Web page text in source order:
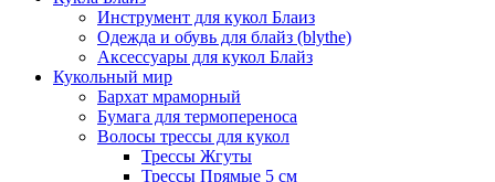
Инструмент для кукол Блаиз
Одежда и обувь для блайз (blythe)
Аксессуары для кукол Блайз
Кукольный мир
Бархат мраморный
Бумага для термопереноса
Волосы трессы для кукол
Трессы Жгуты
Трессы Прямые 5 см